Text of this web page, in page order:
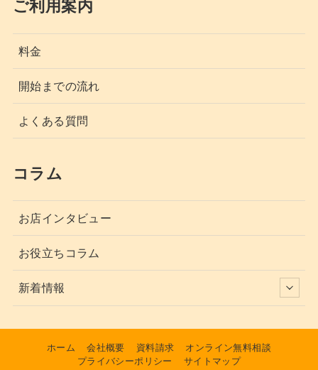
ご利用案内
料金
開始までの流れ
よくある質問
コラム
お店インタビュー
お役立ちコラム
新着情報
ホーム 会社概要 資料請求
オンライン無料相談
プライバシーポリシー
サイトマップ